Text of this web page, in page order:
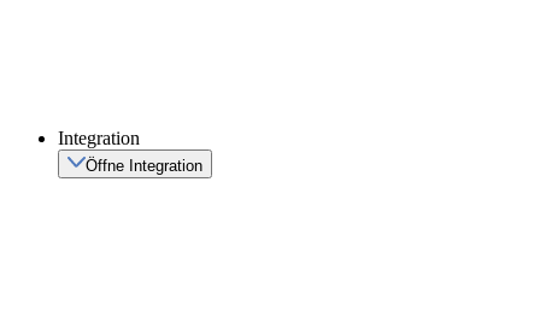
Integration
Öffne Integration